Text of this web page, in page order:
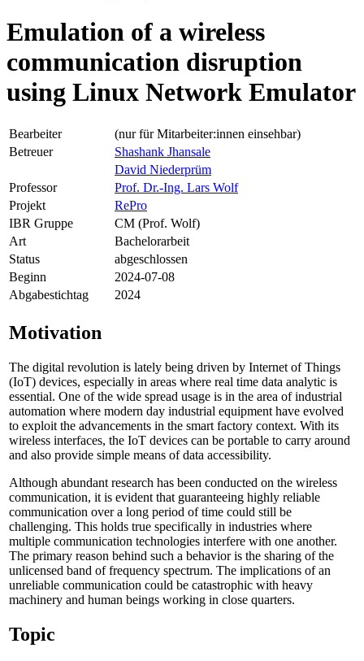
Emulation of a wireless
communication disruption
using Linux Network Emulator
Bearbeiter
(nur für Mitarbeiter:innen einsehbar)
Betreuer
Shashank Jhansale
David Niederprüm
Professor
Prof. Dr.-Ing. Lars Wolf
Projekt
RePro
IBR Gruppe
CM (Prof. Wolf)
Art
Bachelorarbeit
Status
abgeschlossen
Beginn
2024-07-08
Abgabestichtag
2024
Motivation
The digital revolution is lately being driven by Internet of Things
(IoT) devices, especially in areas where real time data analytic is
essential. One of the wide spread usage is in the area of industrial
automation where modern day industrial equipment have evolved
to exploit the advancements in the smart factory context. With its
wireless interfaces, the IoT devices can be portable to carry around
and also provide simple means of data accessibility.
Although abundant research has been conducted on the wireless
communication, it is evident that guaranteeing highly reliable
communication over a long period of time could still be
challenging. This holds true specifically in industries where
multiple communication technologies interfere with one another.
The primary reason behind such a behavior is the sharing of the
unlicensed band of frequency spectrum. The implications of an
unreliable communication could be catastrophic with heavy
machinery and human beings working in close quarters.
Topic